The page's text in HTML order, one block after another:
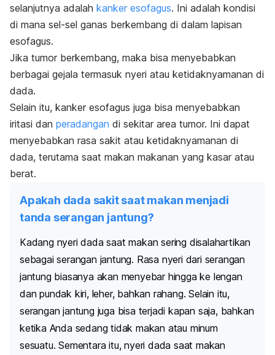
selanjutnya adalah kanker esofagus. Ini adalah kondisi
di mana sel-sel ganas berkembang di dalam lapisan
esofagus.
Jika tumor berkembang, maka bisa menyebabkan
berbagai gejala termasuk nyeri atau ketidaknyamanan di
dada.
Selain itu, kanker esofagus juga bisa menyebabkan
iritasi dan peradangan di sekitar area tumor. Ini dapat
menyebabkan rasa sakit atau ketidaknyamanan di
dada, terutama saat makan makanan yang kasar atau
berat.
Apakah dada sakit saat makan menjadi
tanda serangan jantung?
Kadang nyeri dada saat makan sering disalahartikan
sebagai serangan jantung. Rasa nyeri dari serangan
jantung biasanya akan menyebar hingga ke lengan
dan pundak kiri, leher, bahkan rahang. Selain itu,
serangan jantung juga bisa terjadi kapan saja, bahkan
ketika Anda sedang tidak makan atau minum
sesuatu. Sementara itu, nyeri dada saat makan